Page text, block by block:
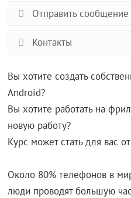
Отправить сообщение
Контакты
Вы хотите создать
Android?
Вы хотите работать на
новую работу?
Курс может стать для вас
Около 80% телефонов в
люди проводят большую